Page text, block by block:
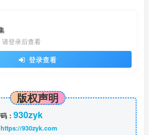
登录后查看
登录查看
版权声明
： 930zyk
https://930zyk.com